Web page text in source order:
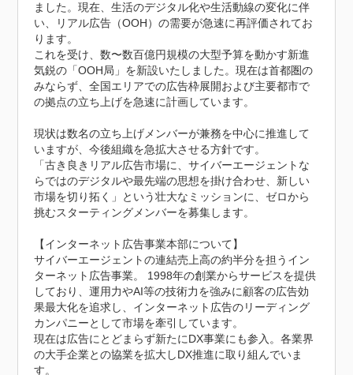
ました。現在、生活のデジタル化や生活動線の変化に伴
い、リアル広告（OOH）の需要が急速に再評価されてお
ります。
これを受け、数〜数百億円規模の大型予算を動かす新進
気鋭の「OOH局」を新設いたしました。現在は首都圏の
みならず、全国エリアでの広告枠展開および主要都市で
の拠点の立ち上げを急速に計画しています。
現状は数名の立ち上げメンバーが兼務を中心に推進して
いますが、今後組織を急拡大させる方針です。
「古き良きリアル広告市場に、サイバーエージェントな
らではのデジタルや最先端の思想を掛け合わせ、新しい
市場を切り拓く」という壮大なミッションに、ゼロから
挑むスターティングメンバーを募集します。
【インターネット広告事業本部について】
サイバーエージェントの連結売上高の約半分を担うイン
ターネット広告事業。 1998年の創業からサービスを提供
しており、運用力やAI等の技術力を強みに顧客の広告効
果最大化を追求し、インターネット広告のリーディング
カンパニーとして市場を牽引しています。
現在は広告にとどまらず新たにDX事業にも参入。各業界
の大手企業との協業を拡大しDX推進に取り組んでいま
す。